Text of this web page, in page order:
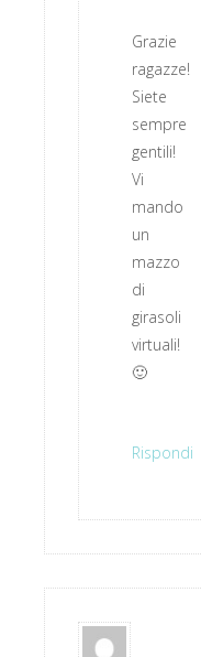
Grazie
ragazze!
Siete
sempre
gentili!
Vi
mando
un
mazzo
di
girasoli
virtuali!
🙂
Rispondi